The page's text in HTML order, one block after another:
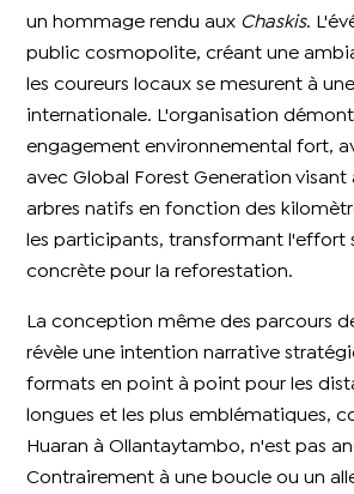
un hommage rendu aux Chaskis.
public cosmopolite, créant une
les coureurs locaux se mesurent à
internationale. L'organisation
engagement environnemental fort,
avec Global Forest Generation visant
arbres natifs en fonction des
les participants, transformant l'effort
concrète pour la reforestation.
La conception même des parcours
révèle une intention narrative
formats en point à point pour les
longues et les plus emblématiques,
Huaran à Ollantaytambo, n'est pas
Contrairement à une boucle ou un